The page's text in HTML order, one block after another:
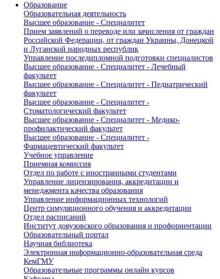
Образование
Образовательная деятельность
Высшее образование - Специалитет
Прием заявлений о переводе или зачисления от граждан
Российской Федерации, от граждан Украины, Донецкой
и Луганской народных республик
Управление последипломной подготовки специалистов
Высшее образование - Специалитет - Лечебный
факультет
Высшее образование - Специалитет - Педиатрический
факультет
Высшее образование - Специалитет -
Стоматологический факультет
Высшее образование - Специалитет - Медико-
профилактический факультет
Высшее образование - Специалитет -
Фармацевтический факультет
Учебное управление
Приемная комиссия
Отдел по работе с иностранными студентами
Управление лицензирования, аккредитации и
менеджмента качества образования
Управление информационных технологий
Центр симуляционного обучения и аккредитации
Отдел расписаний
Институт довузовского образования и профориентации
Образовательный портал
Научная библиотека
Электронная информационно-образовательная среда
КемГМУ
Образовательные программы онлайн курсов